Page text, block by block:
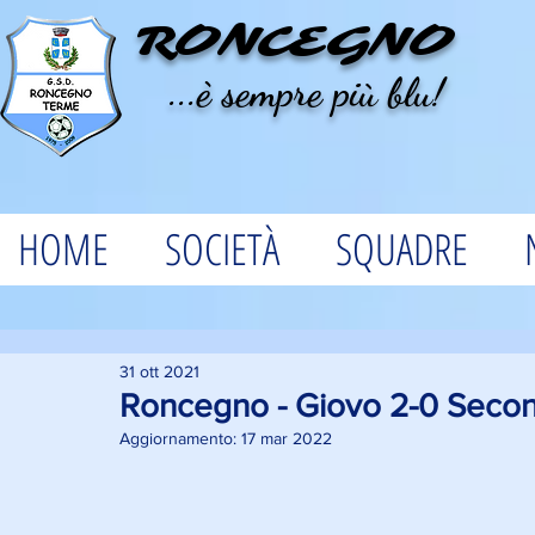
RONCEGNO
...è sempre più blu!
HOME SOCIETÀ SQUADRE
Roncegno - Giovo 2-0
31 ott 2021
Aggiornamento: 17 mar 2022